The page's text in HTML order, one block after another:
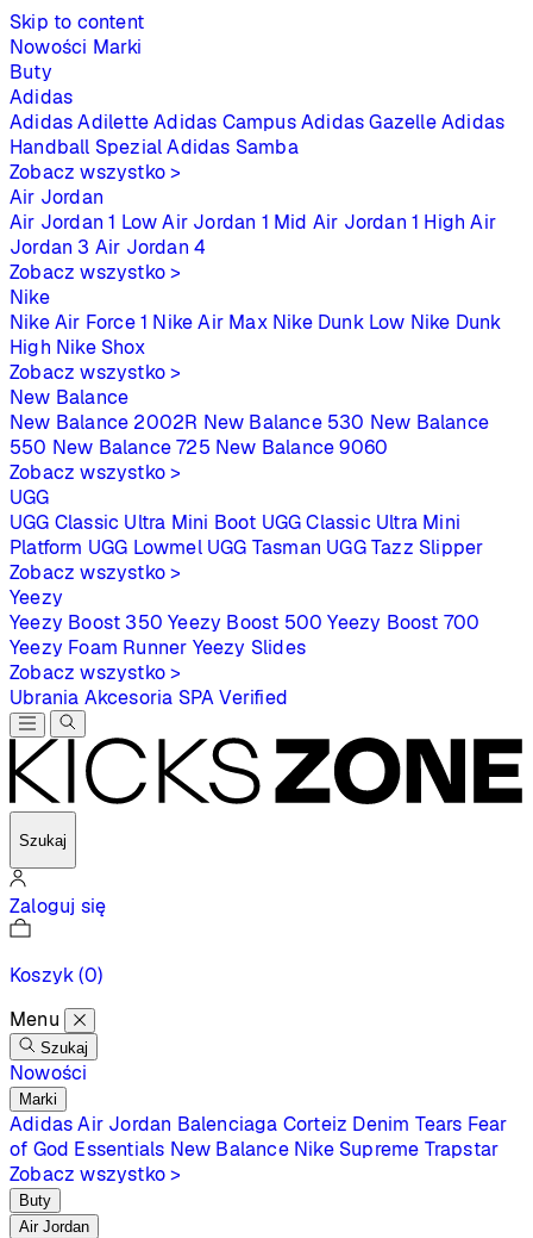
Skip to content
Nowości Marki
Buty
Adidas
Adidas Adilette Adidas Campus Adidas Gazelle Adidas
Handball Spezial Adidas Samba
Zobacz wszystko >
Air Jordan
Air Jordan 1 Low Air Jordan 1 Mid Air Jordan 1 High Air
Jordan 3 Air Jordan 4
Zobacz wszystko >
Nike
Nike Air Force 1 Nike Air Max Nike Dunk Low Nike Dunk
High Nike Shox
Zobacz wszystko >
New Balance
New Balance 2002R New Balance 530 New Balance
550 New Balance 725 New Balance 9060
Zobacz wszystko >
UGG
UGG Classic Ultra Mini Boot UGG Classic Ultra Mini
Platform UGG Lowmel UGG Tasman UGG Tazz Slipper
Zobacz wszystko >
Yeezy
Yeezy Boost 350 Yeezy Boost 500 Yeezy Boost 700
Yeezy Foam Runner Yeezy Slides
Zobacz wszystko >
Ubrania Akcesoria SPAVerified
Szukaj
Zaloguj się
Koszyk(0)
Menu
Szukaj
Nowości
Marki
Adidas Air Jordan Balenciaga Corteiz Denim Tears Fear
of God Essentials New Balance Nike Supreme Trapstar
Zobacz wszystko >
Buty
Air Jordan